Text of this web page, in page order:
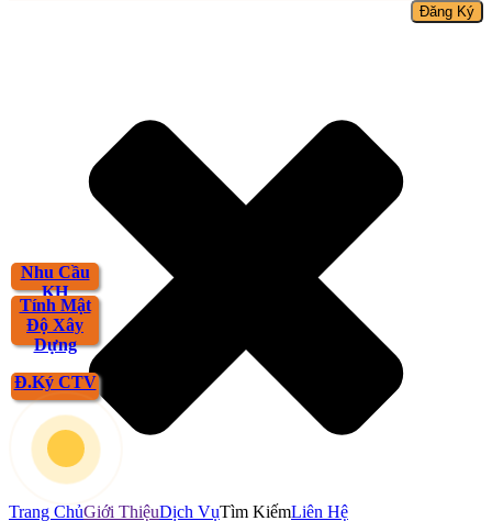
Nhu Cầu
KH
Đ.Ký CTV
Tính Mật
Độ Xây
Dựng
Trang ChủGiới ThiệuDịch VụTìm KiếmLiên Hệ